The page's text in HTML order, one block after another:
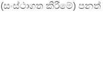
කිරීමේ) පනත්